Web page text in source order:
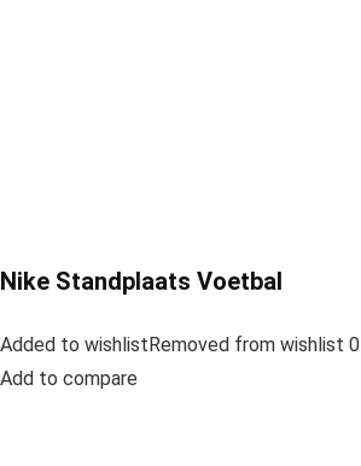
Nike Standplaats Voetbal
Added to wishlistRemoved from wishlist 0
Add to compare